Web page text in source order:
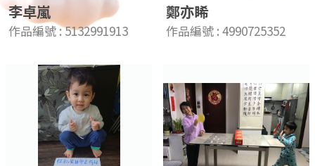
李卓嵐
作品編號 : 5132991913
鄭亦睎
作品編號 : 4990725352